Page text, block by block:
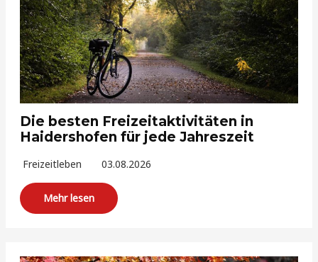
Die besten Freizeitaktivitäten in
Haidershofen für jede Jahreszeit
Freizeitleben 03.08.2026
Mehr lesen